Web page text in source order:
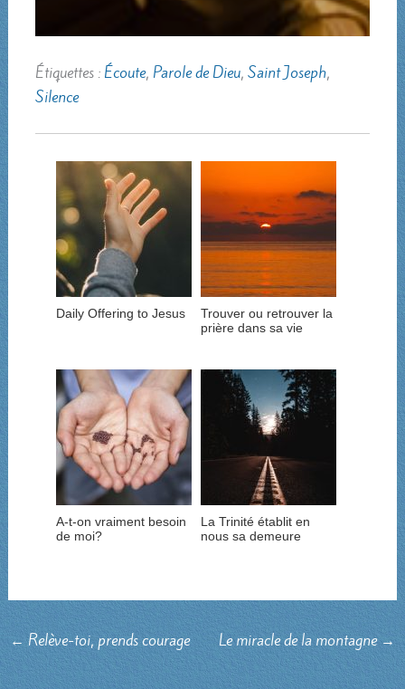
Étiquettes : Écoute, Parole de Dieu, Saint Joseph,
Silence
Daily Offering to Jesus
Trouver ou retrouver la
prière dans sa vie
A-t-on vraiment besoin
de moi?
La Trinité établit en
nous sa demeure
←Relève-toi, prends courage Le miracle de la montagne→